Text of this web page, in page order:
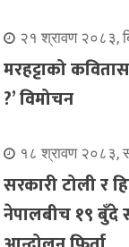
२१ श्रावण २०८३,
मरहट्टाको
?’ विमोचन
१८ श्रावण २०८३,
सरकारी टोली र
नेपालबीच १९ बुँदे